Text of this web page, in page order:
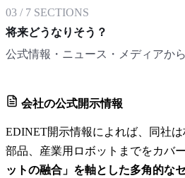
03 / 7 SECTIONS
将来どうなりそう？
公式情報・ニュース・メディアか
会社の公式開示情報
EDINET開示情報によれば、同社
部品、産業用ロボットまでをカバ
ットの融合」を軸とした多角的な